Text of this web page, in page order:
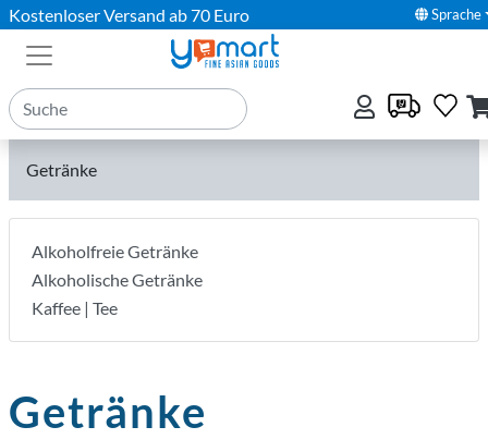
Kostenloser Versand ab 70 Euro Sprache
Getränke
Alkoholfreie Getränke
Alkoholische Getränke
Kaffee | Tee
Getränke